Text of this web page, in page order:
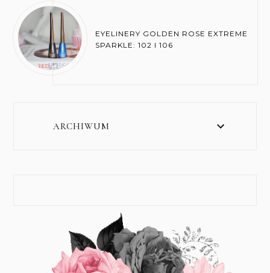
EYELINERY GOLDEN ROSE EXTREME
SPARKLE: 102 I 106
ARCHIWUM